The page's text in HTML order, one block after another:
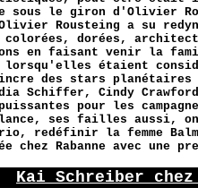
sous le giron d'Olivier
Rousteing a su
dorées,
en faisant venir la
étaient
des stars planétaires
Schiffer, Cindy
pour les
ses failles aussi,
redéfinir la femme
chez Rabanne avec une
Kai Schreiber chez